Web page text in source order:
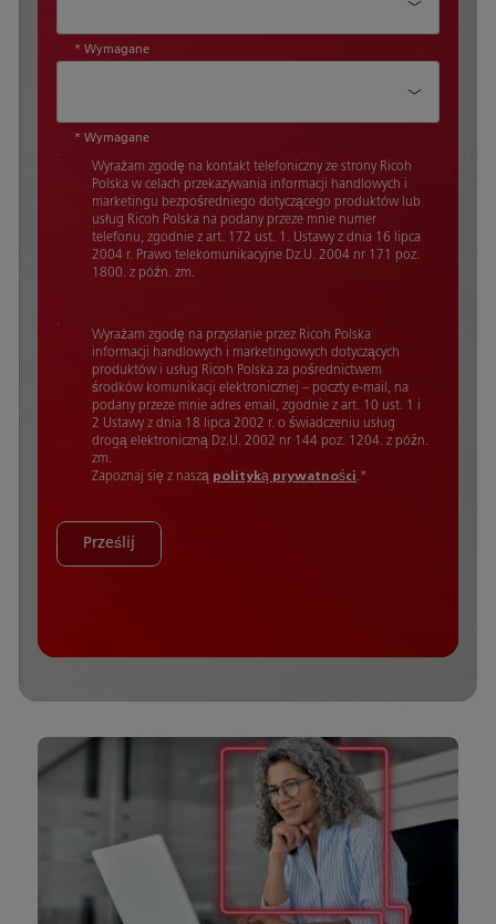
* Wymagane
* Wymagane
Wyrażam zgodę na kontakt telefoniczny ze strony Ricoh
Polska w celach przekazywania informacji handlowych i
marketingu bezpośredniego dotyczącego produktów lub
usług Ricoh Polska na podany przeze mnie numer
telefonu, zgodnie z art. 172 ust. 1. Ustawy z dnia 16 lipca
2004 r. Prawo telekomunikacyjne Dz.U. 2004 nr 171 poz.
1800. z późn. zm.
Wyrażam zgodę na przysłanie przez Ricoh Polska
informacji handlowych i marketingowych dotyczących
produktów i usług Ricoh Polska za pośrednictwem
środków komunikacji elektronicznej – poczty e-mail, na
podany przeze mnie adres email, zgodnie z art. 10 ust. 1 i
2 Ustawy z dnia 18 lipca 2002 r. o świadczeniu usług
drogą elektroniczną Dz.U. 2002 nr 144 poz. 1204. z późn.
zm.
Zapoznaj się z naszą polityką prywatności.*
Prześlij